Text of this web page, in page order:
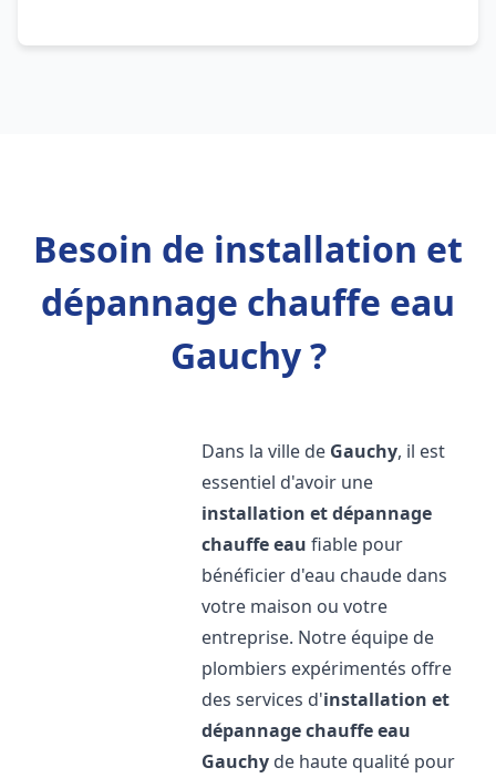
Besoin de installation et
dépannage chauffe eau
Gauchy ?
Dans la ville de Gauchy, il est
essentiel d'avoir une
installation et dépannage
chauffe eau fiable pour
bénéficier d'eau chaude dans
votre maison ou votre
entreprise. Notre équipe de
plombiers expérimentés offre
des services d'installation et
dépannage chauffe eau
Gauchy de haute qualité pour